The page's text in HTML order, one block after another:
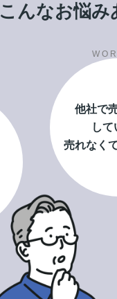
こんなお悩み
他社で
して
売れなく